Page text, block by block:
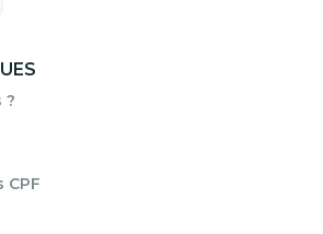
?
CPF